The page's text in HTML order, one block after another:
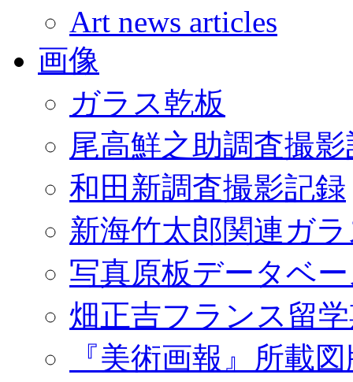
Art news articles
画像
ガラス乾板
尾高鮮之助調査撮
和田新調査撮影記録
新海竹太郎関連ガ
写真原板データベ
畑正吉フランス留
『美術画報』所載